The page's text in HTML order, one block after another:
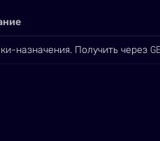
назначения. Получить через